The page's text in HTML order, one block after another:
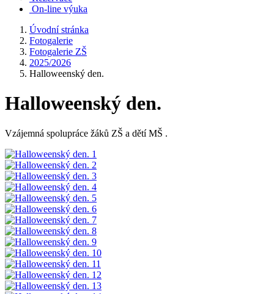
On-line výuka
Úvodní stránka
Fotogalerie
Fotogalerie ZŠ
2025/2026
Halloweenský den.
Halloweenský den.
Vzájemná spolupráce žáků ZŠ a dětí MŠ .